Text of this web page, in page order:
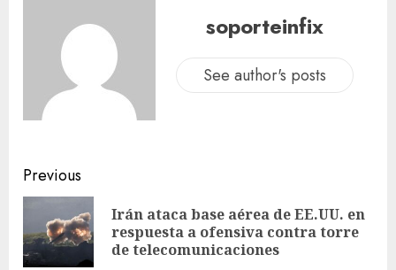
soporteinfix
See author's posts
Previous
Irán ataca base aérea de EE.UU. en
respuesta a ofensiva contra torre
de telecomunicaciones